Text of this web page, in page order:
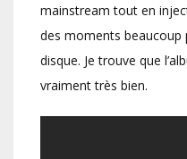
mainstream tout en
des moments beaucoup
disque. Je trouve que
vraiment très bien.